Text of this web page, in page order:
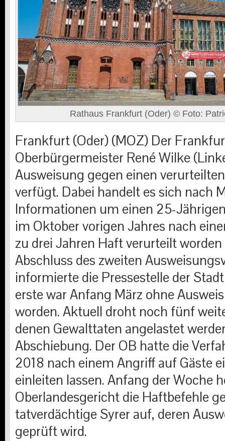
Rathaus Frankfurt (Oder) © Foto:
Frankfurt (Oder) (MOZ) Der
Oberbürgermeister René Wilke
Ausweisung gegen einen
verfügt. Dabei handelt es sich nach
Informationen um einen 25-
im Oktober vorigen Jahres nach
zu drei Jahren Haft verurteilt worden
Abschluss des zweiten
informierte die Pressestelle der
erste war Anfang März ohne
worden. Aktuell droht noch fünf
denen Gewalttaten angelastet
Abschiebung. Der OB hatte die
2018 nach einem Angriff auf Gäste
einleiten lassen. Anfang der Woche
Oberlandesgericht die Haftbefehle
tatverdächtige Syrer auf, deren
geprüft wird.